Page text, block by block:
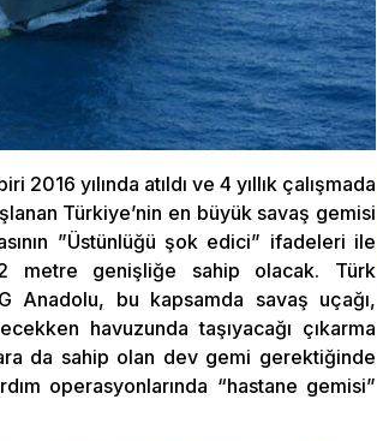
2016 yılında atıldı ve 4 yıllık çalışmada
Türkiye’nin en büyük savaş gemisi
”Üstünlüğü şok edici” ifadeleri ile
metre genişliğe sahip olacak. Türk
Anadolu, bu kapsamda savaş uçağı,
havuzunda taşıyacağı çıkarma
da sahip olan dev gemi gerektiğinde
operasyonlarında “hastane gemisi”